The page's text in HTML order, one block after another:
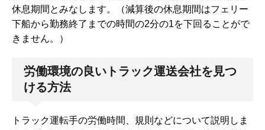
休息期間とみなします。（減算後の休息期間はフェリー
下船から勤務終了までの時間の2分の1を下回ることがで
きません。）
労働環境の良いトラック運送会社を見つ
ける方法
トラック運転手の労働時間、規則などについて説明しま